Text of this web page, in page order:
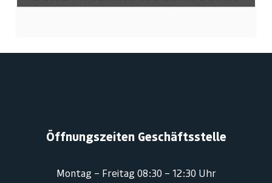
Öffnungszeiten Geschäftsstelle
Montag – Freitag 08:30 – 12:30 Uhr